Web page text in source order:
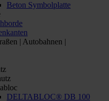
Beton Symbolplatte
| Autobahnen |
DELTABLOC® DB 100